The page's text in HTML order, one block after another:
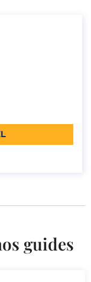
guides